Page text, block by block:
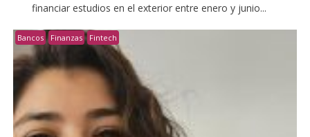
financiar estudios en el exterior entre enero y junio...
Bancos Finanzas Fintech